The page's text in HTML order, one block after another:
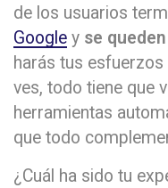
de los usuarios
Google y se
harás tus
ves, todo tiene que
herramientas
que todo
¿Cuál ha sido tu